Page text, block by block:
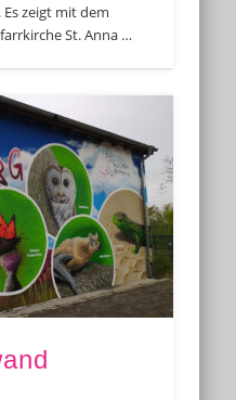
zeigt mit dem
St. Anna …